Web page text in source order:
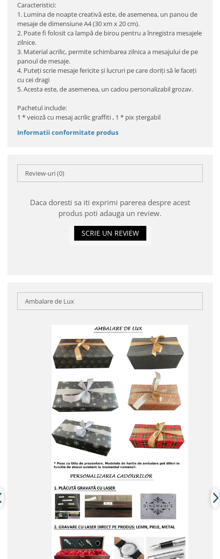
Caracteristici:
1. Lumina de noapte creativă este, de asemenea, un panou de
mesaje de dimensiune A4 (30 xm x 20 cm).
2. Poate fi folosit ca lampă de birou pentru a înregistra mesajele
zilnice.
3. Material acrilic, permite schimbarea zilnica a mesajului de pe
panoul de mesaje.
4. Puteți scrie mesaje fericite și lucruri pe care doriți să le faceți
cu cei dragi
5. Acesta este, de asemenea, un cadou personalizabil grozav.
Pachetul include:
1 * veioză cu mesaj acrilic graffiti , 1 * pix ștergabil
Informatii conformitate produs
Review-uri(0)
Daca doresti sa iti exprimi parerea despre acest
produs poti adauga un review.
SCRIE UN REVIEW
Ambalare de Lux